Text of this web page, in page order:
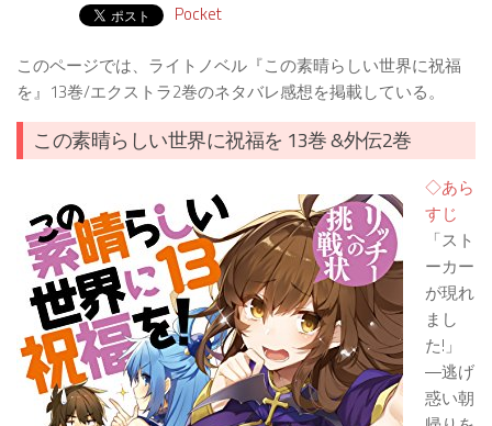
Pocket
このページでは、ライトノベル『この素晴らしい世界に祝福
を』13巻/エクストラ2巻のネタバレ感想を掲載している。
この素晴らしい世界に祝福を 13巻 &外伝2巻
◇あら
すじ
「スト
ーカー
が現れ
まし
た!」
―逃げ
惑い朝